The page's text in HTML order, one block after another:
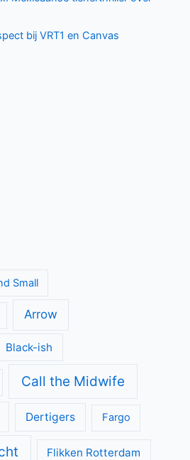
bij VRT1 en Canvas
Small
Arrow
Black-ish
Call the Midwife
Dertigers Fargo
Flikken Rotterdam